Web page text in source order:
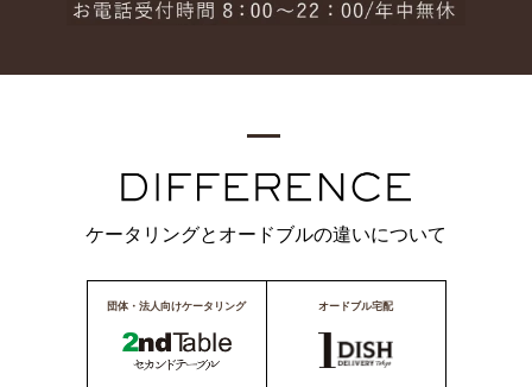
ケータリングとオードブルの違いについて
団体・法人向けケータリング オードブル宅配